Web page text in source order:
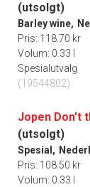
(utsolgt)
Barley wine,
Pris: 118.70 kr
Volum: 0.33 l
Spesialutvalg
(19544802)
Jopen Don't
(utsolgt)
Spesial,
Pris: 108.50 kr
Volum: 0.33 l